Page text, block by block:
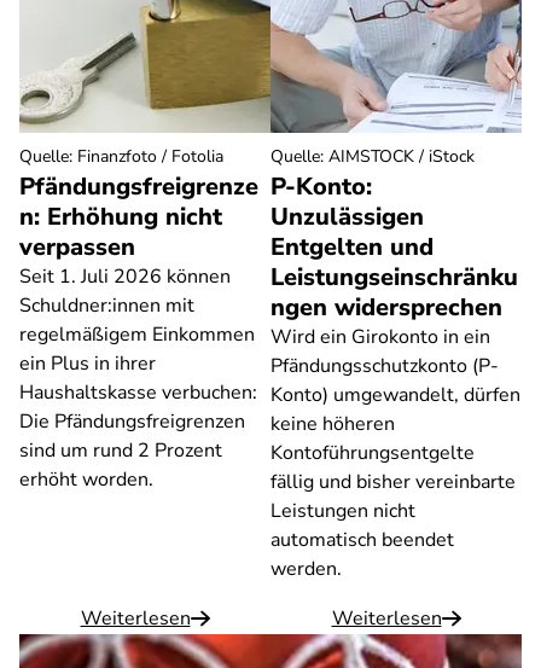
Pfändungsfreigrenze
n: Erhöhung nicht
verpassen
Seit 1. Juli 2026 können
Schuldner:innen mit
regelmäßigem Einkommen
ein Plus in ihrer
Haushaltskasse verbuchen:
Die Pfändungsfreigrenzen
sind um rund 2 Prozent
erhöht worden.
Weiterlesen
Quelle: Finanzfoto / Fotolia
P-Konto:
Unzulässigen
Entgelten und
Leistungseinschränku
ngen widersprechen
Wird ein Girokonto in ein
Pfändungsschutzkonto (P-
Konto) umgewandelt, dürfen
keine höheren
Kontoführungsentgelte
fällig und bisher vereinbarte
Leistungen nicht
automatisch beendet
werden.
Weiterlesen
Quelle: AIMSTOCK / iStock